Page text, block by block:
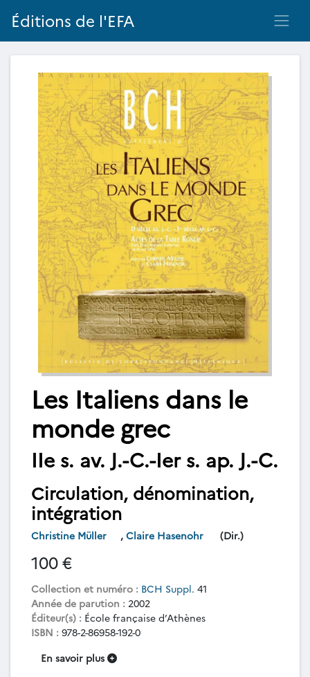
Éditions de l'EFA
Les Italiens dans le
monde grec
IIe s. av. J.-C.-Ier s. ap. J.-C.
Circulation, dénomination,
intégration
Christine Müller , Claire Hasenohr (Dir.)
100 €
Collection et numéro : BCH Suppl. 41
Année de parution : 2002
Éditeur(s) : École française d’Athènes
ISBN : 978-2-86958-192-0
En savoir plus